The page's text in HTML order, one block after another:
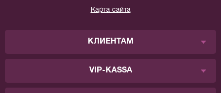
Карта сайта
КЛИЕНТАМ
VIP-KASSA